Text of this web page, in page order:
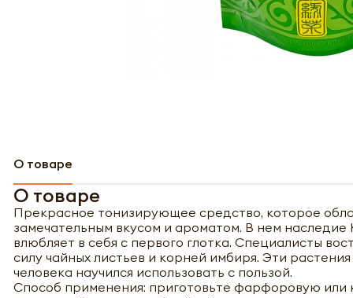
О товаре
О товаре
Прекрасное тонизирующее средство, которое
замечательным вкусом и ароматом. В нем
влюбляет в себя с первого глотка. Специалисты
силу чайных листьев и корней имбиря. Эти
человека научился использовать с пользой.
Способ применения: приготовьте фарфоровую